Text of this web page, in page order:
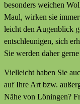
besonders weichen
Maul, wirken sie
leicht den Augenblick
entschleunigen, sich
Sie werden daher
Vielleicht haben Sie
auf Ihre Art bzw.
Nähe von Löningen?